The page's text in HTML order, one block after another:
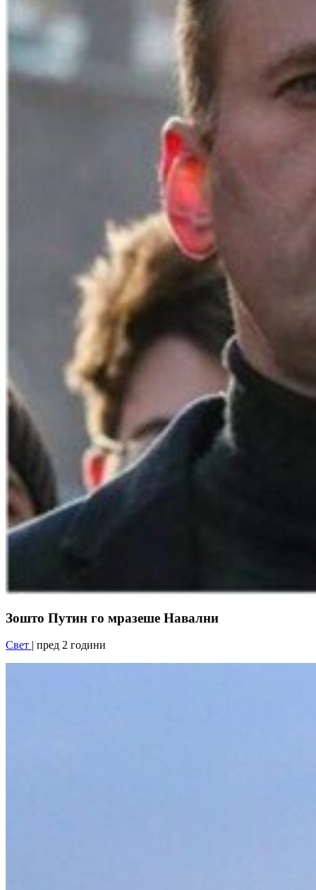
Зошто Путин го мразеше Навални
Свет | пред 2 години